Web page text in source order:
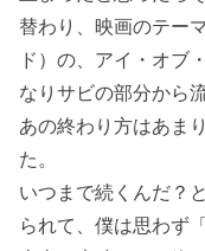
替わり、映画のテー
ド）の、アイ・オブ
なりサビの部分から
あの終わり方はあま
た。
いつまで続くんだ？
られて、僕は思わず